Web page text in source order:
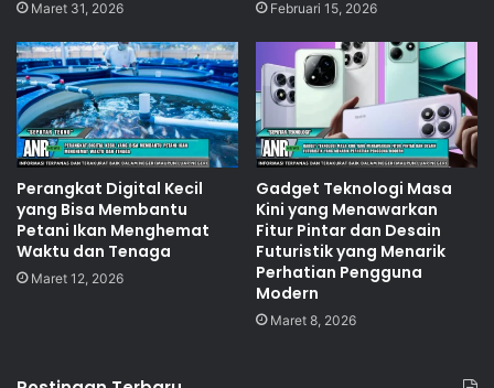
Maret 31, 2026 Februari 15, 2026
Perangkat Digital Kecil
yang Bisa Membantu
Petani Ikan Menghemat
Waktu dan Tenaga
Maret 12, 2026
Gadget Teknologi Masa
Kini yang Menawarkan
Fitur Pintar dan Desain
Futuristik yang Menarik
Perhatian Pengguna
Modern
Maret 8, 2026